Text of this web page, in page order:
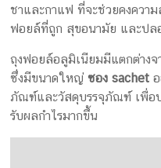
ภัณฑ์
ชาและกาแฟ ที่จะช่วยคงควา
ฟอยล์ที่ถูก สุขอนามัย และปล
ถุงฟอยล์อลูมิเนียมมีแตกต่าง
ซึ่งมีขนาดใหญ่ซอง sachet
ภัณฑ์และวัสดุบรรจุภัณฑ์ เพื่อ
รับผลกำไรมากขึ้น